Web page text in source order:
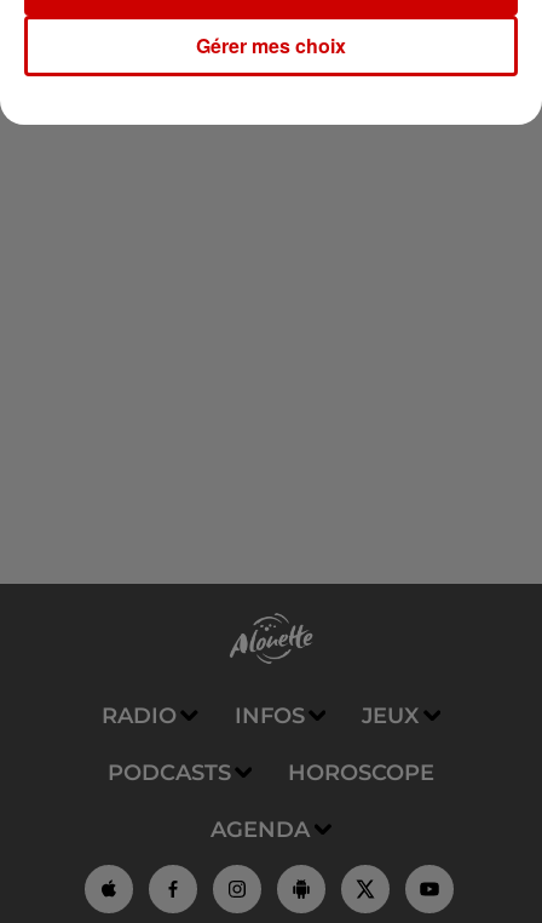
Newsletter
RADIO INFOS JEUX
PODCASTS HOROSCOPE
AGENDA
Gérer mes choix